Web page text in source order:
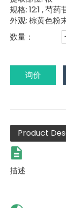
规格: 12:1 , 芍药
外观: 棕黄色粉
数量：
询价
Product
描述